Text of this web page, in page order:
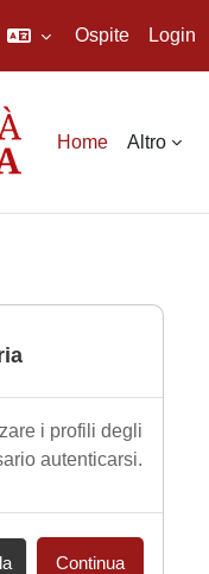
Ospite Login
Home Altro
i profili degli
autenticarsi.
Continua